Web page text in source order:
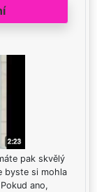
pak skvělý
byste si mohla
ano,